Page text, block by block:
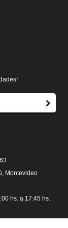
Montevideo
hs. a 17:45 hs.